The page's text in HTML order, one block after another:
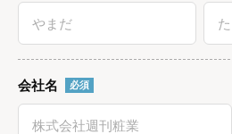
会社名 必須